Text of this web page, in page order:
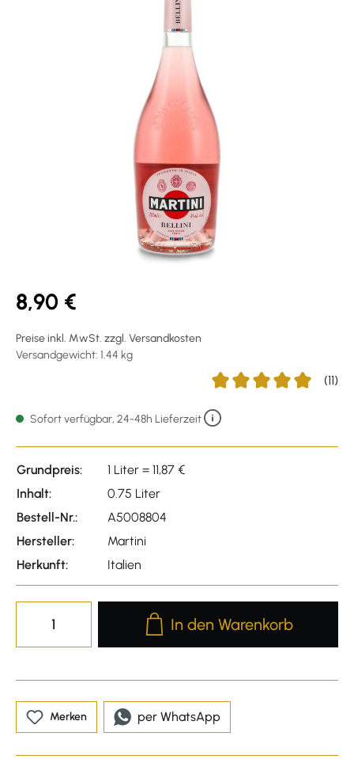
8,90 €
Preise inkl. MwSt. zzgl. Versandkosten
Versandgewicht: 1.44 kg
(11)
Sofort verfügbar, 24-48h Lieferzeit
Grundpreis:
1 Liter = 11,87 €
Inhalt:
0.75 Liter
Bestell-Nr.:
A5008804
Hersteller:
Martini
Herkunft:
Italien
Produkt Anzahl: Gib den
In den Warenkorb
Merken per WhatsApp